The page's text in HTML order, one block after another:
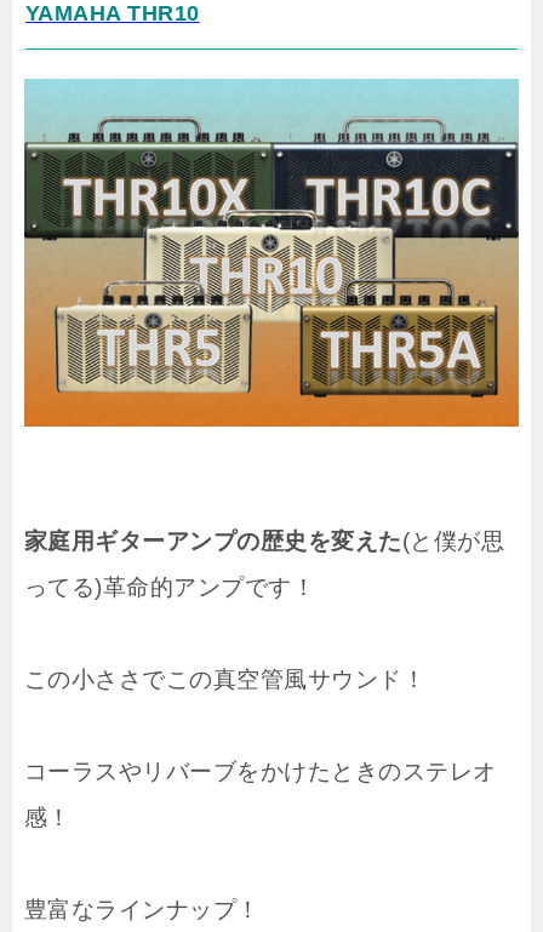
YAMAHA THR10
家庭用ギターアンプの歴史を変えた(と僕が思
ってる)革命的アンプです！
この小ささでこの真空管風サウンド！
コーラスやリバーブをかけたときのステレオ
感！
豊富なラインナップ！